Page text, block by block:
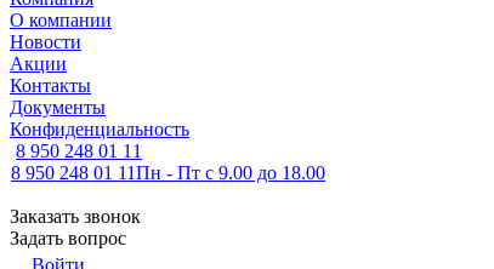
О компании
Новости
Акции
Контакты
Документы
Конфиденциальность
8 950 248 01 11
8 950 248 01 11Пн - Пт с 9.00 до 18.00
Заказать звонок
Задать вопрос
Войти